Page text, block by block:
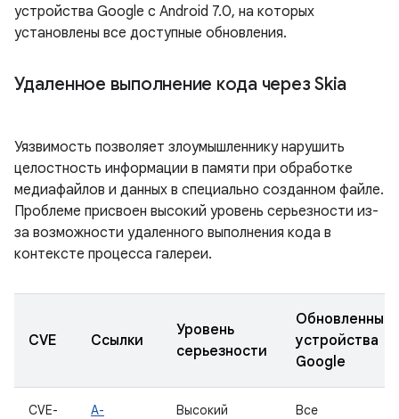
устройства Google с Android 7.0, на которых
установлены все доступные обновления.
Удаленное выполнение кода через Skia
Уязвимость позволяет злоумышленнику нарушить
целостность информации в памяти при обработке
медиафайлов и данных в специально созданном файле.
Проблеме присвоен высокий уровень серьезности из-
за возможности удаленного выполнения кода в
контексте процесса галереи.
CVE Ссылки
Уровень
серьезности
Обновленные
устройства
Google
CVE-
A-
Высокий Все